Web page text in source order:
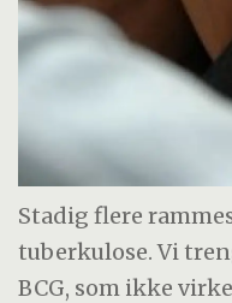
Stadig flere
tuberkulose. Vi
BCG, som ikke